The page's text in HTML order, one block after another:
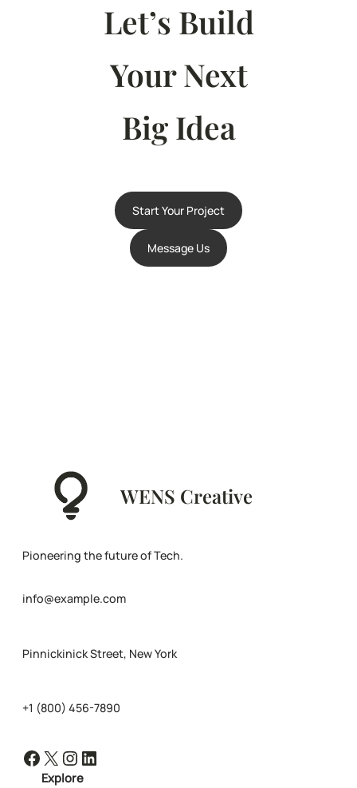
Let’s Build
Your Next
Big Idea
Start Your Project
Message Us
WENS Creative
Pioneering the future of Tech.
info@example.com
Pinnickinick Street, New York
+1 (800) 456-7890
Facebook X Instagram LinkedIn
Explore